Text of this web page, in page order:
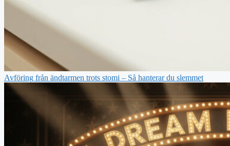
Avföring från ändtarmen trots stomi – Så hanterar du slemmet